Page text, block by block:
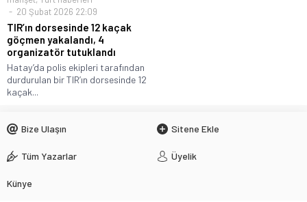
20 Şubat 2026 22:09
TIR’ın dorsesinde 12 kaçak
göçmen yakalandı, 4
organizatör tutuklandı
Hatay’da polis ekipleri tarafından
durdurulan bir TIR’ın dorsesinde 12
kaçak...
Bize Ulaşın Sitene Ekle
Tüm Yazarlar Üyelik
Künye